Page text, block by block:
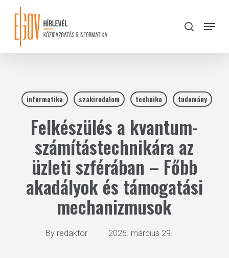
content
search
Menu
informatika szakirodalom technika tudomány
Felkészülés a kvantum-
számítástechnikára az
üzleti szférában – Főbb
akadályok és támogatási
mechanizmusok
By redaktor 2026. március 29.
Close